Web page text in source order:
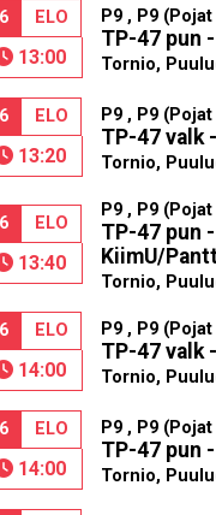
ELO
13:00
P9 , P9 (Pojat
TP-47 pun
Tornio,
ELO
13:20
P9 , P9 (Pojat
TP-47 valk
Tornio,
ELO
13:40
P9 , P9 (Pojat
TP-47 pun -
KiimU/
Tornio,
ELO
14:00
P9 , P9 (Pojat
TP-47 valk
Tornio,
ELO
14:00
P9 , P9 (Pojat
TP-47 pun
Tornio,